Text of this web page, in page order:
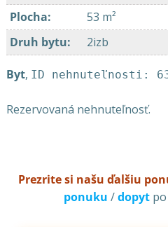
Plocha:
53 m²
Druh bytu: 2izb
Byt, ID nehnuteľnosti:
Rezervovaná nehnuteľnosť.
Prezrite si našu ďalšiu
ponuku /dopyt po